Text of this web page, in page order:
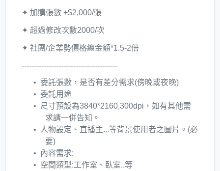
✦ 加購張數 +$2,000/張
✦ 超過修改次數2000/次
✦ 社團/企業勢價格總金額*1.5-2倍
---------------------------------------
​委託張數，是否有差分需求(傍晚或夜晚)
委託用途
尺寸預設為3840*2160,300dpi，如有其他需
求請一併告知。
人物設定、直播主...等背景使用者之圖片。(必
要)
內容需求:
空間類型:工作室、臥室..等